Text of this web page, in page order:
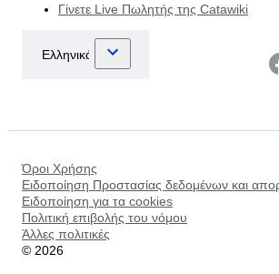
Γίνετε Live Πωλητής της Catawiki
Όροι Χρήσης
Ειδοποίηση Προστασίας δεδομένων και
Ειδοποίηση για τα cookies
Πολιτική επιβολής του νόμου
Άλλες πολιτικές
© 2026